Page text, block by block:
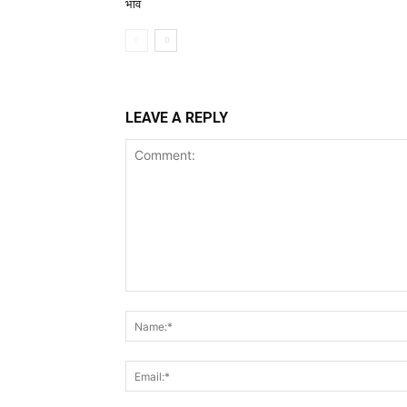
भाव
LEAVE A REPLY